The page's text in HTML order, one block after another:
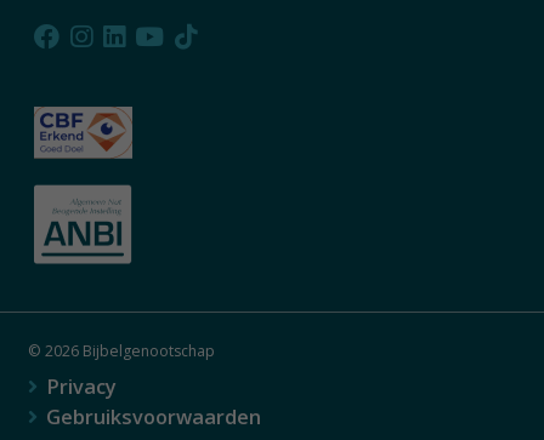
© 2026 Bijbelgenootschap
Privacy
Gebruiksvoorwaarden